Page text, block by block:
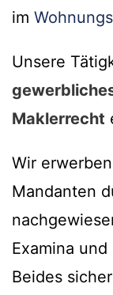
im
Unsere
Maklerrecht
Wir
Mandanten
Examina
Beides